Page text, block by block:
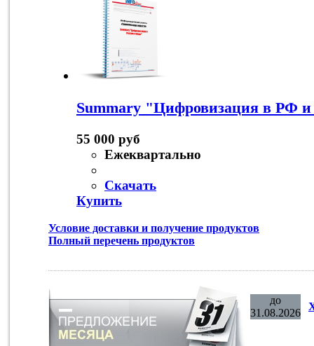
Summary "Цифровизация в РФ
55 000 руб
Ежеквартально
Скачать
Купить
Условие доставки и получение продуктов
Полный перечень продуктов
до
31.08.2026